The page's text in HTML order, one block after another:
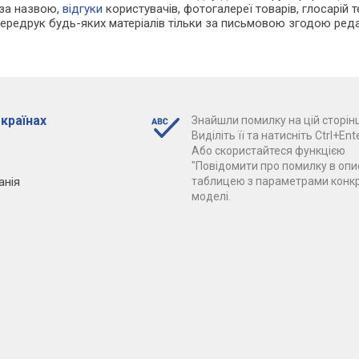
назвою,відгуки користувачів, фотогалереї товарів, глосарій
будь-яких матеріалів тільки за письмовою згодою
Знайшли помилку на цій
Виділіть її та натисніть
Або скористайтеся функцією
"Повідомити про помилку в
таблицею з параметрами
моделі.